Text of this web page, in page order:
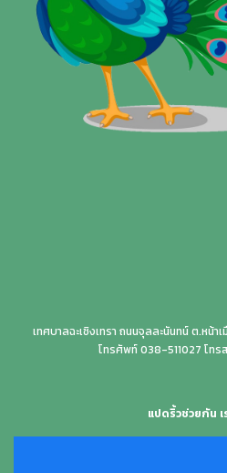
เทศบาลฉะเชิงเทรา ถนนจุลละนันทน์ ต.หน้า
โทรศัพท์ 038-511027 โท
แปดริ้วช่วยกัน เ